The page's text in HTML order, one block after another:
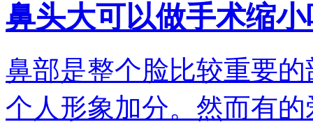
鼻头大可以做手术缩
鼻部是整个脸比较重要
个人形象加分。然而有